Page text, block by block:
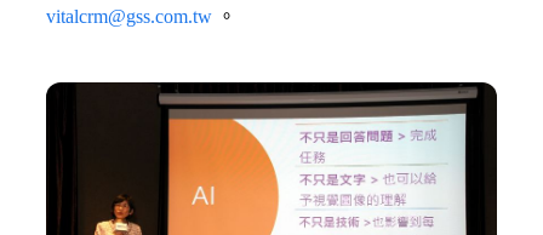
vitalcrm@gss.com.tw 。